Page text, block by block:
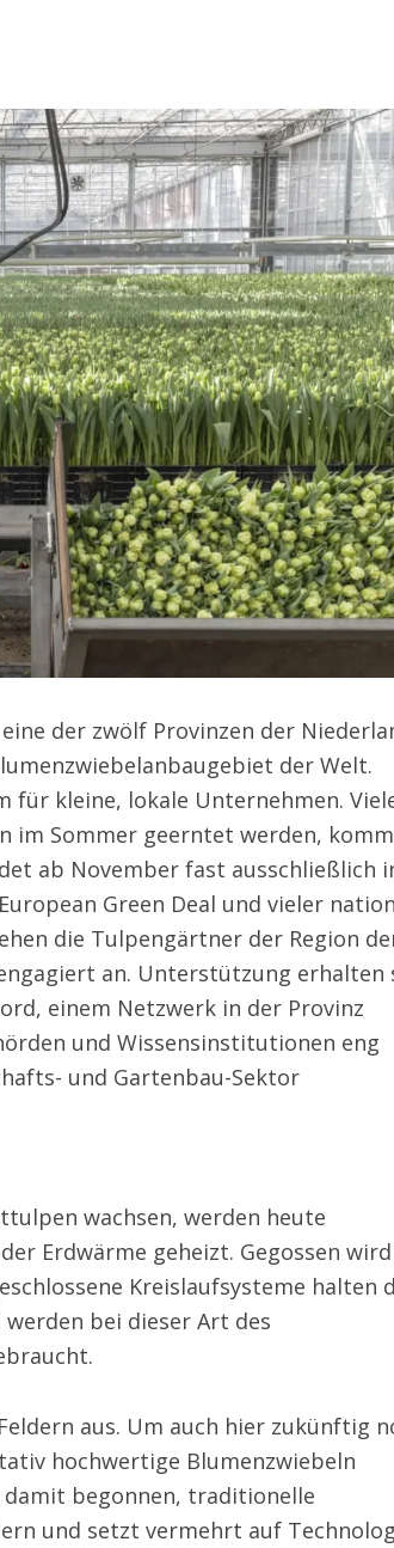
der zwölf Provinzen der
der Welt.
für kleine, lokale Unternehmen.
im Sommer geerntet werden,
ab November fast ausschließlich
Green Deal und vieler
die Tulpengärtner der Region
an. Unterstützung erhalten
einem Netzwerk in der Provinz
und Wissensinstitutionen eng
und Gartenbau-Sektor
wachsen, werden heute
Erdwärme geheizt. Gegossen wird
Kreislaufsysteme halten
bei dieser Art des
aus. Um auch hier zukünftig
hochwertige Blumenzwiebeln
begonnen, traditionelle
und setzt vermehrt auf